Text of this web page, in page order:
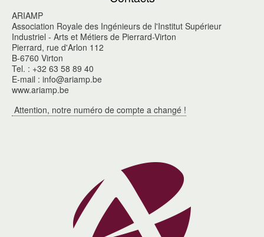
ARIAMP
Association Royale des Ingénieurs de l'Institut Supérieur
Industriel - Arts et Métiers de Pierrard-Virton
Pierrard, rue d'Arlon 112
B-6760 Virton
Tel. : +32 63 58 89 40
E-mail : info@ariamp.be
www.ariamp.be
Attention, notre numéro de compte a changé !